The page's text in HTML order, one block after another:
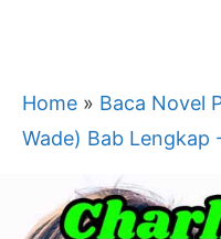
Home » Baca Novel
Wade) Bab Lengkap